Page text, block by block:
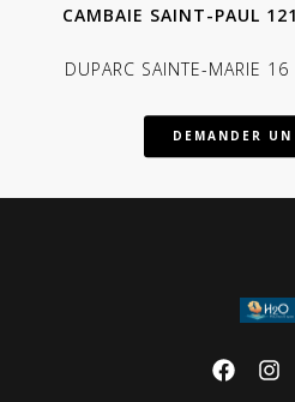
CAMBAIE SAINT-PAUL
DUPARC SAINTE-MARIE
DEMANDER